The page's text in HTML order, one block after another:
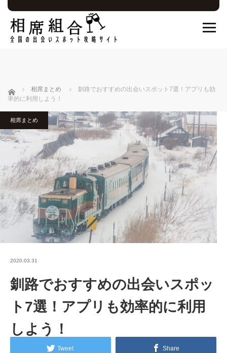
ホーム 相席まとめ
釧路でおすすめの出会いスポット7選！アプリも効
率的に利用しよう！
相席まとめ
2020.03.31
釧路でおすすめの出会いスポッ
ト7選！アプリも効率的に利用
しよう！
Tweet Share